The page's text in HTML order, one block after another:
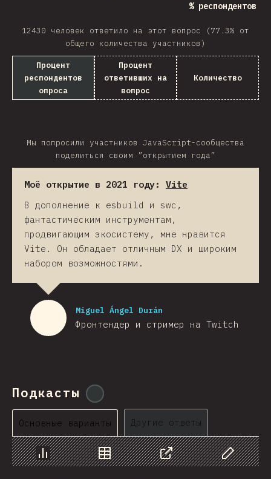
% респондентов
12430 человек ответило на этот вопрос (77.3% от
общего количества участников)
Процент
респондентов
опроса
Процент
ответивших на
вопрос
Количество
Мы попросили участников JavaScript-сообщества
поделиться своим ”открытием года”
Моё открытие в 2021 году: Vite
В дополнение к esbuild и swc,
фантастическим инструментам,
продвигающим экосистему, мне нравится
Vite. Он обладает отличным DX и широким
набором возможностями.
Miguel Ángel Durán
Фронтендер и стример на Twitch
Подкасты
Основные варианты Другие ответы
График Данные Поделиться Изменить